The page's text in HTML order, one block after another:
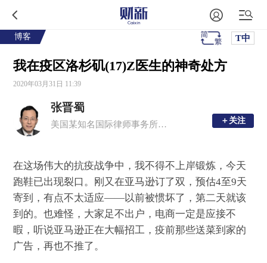
博客 T中
我在疫区洛杉矶(17)Z医生的神奇处方
2020年03月31日 11:39
张晋蜀
美国某知名国际律师事务所资深合伙人 ＋关注
＋关注
在这场伟大的抗疫战争中，我不得不上岸锻炼，今天
跑鞋已出现裂口。刚又在亚马逊订了双，预估4至9天
寄到，有点不太适应——以前被惯坏了，第二天就该
到的。也难怪，大家足不出户，电商一定是应接不
暇，听说亚马逊正在大幅招工，疫前那些送菜到家的
广告，再也不推了。